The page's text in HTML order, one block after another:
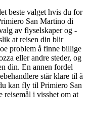
beste valget hvis du for
San Martino di
av flyselskaper og -
at reisen din blir
problem å finne billige
eller andre steder, og
din. En annen fordel
står klare til å
kan fly til Primiero San
reisemål i visshet om at